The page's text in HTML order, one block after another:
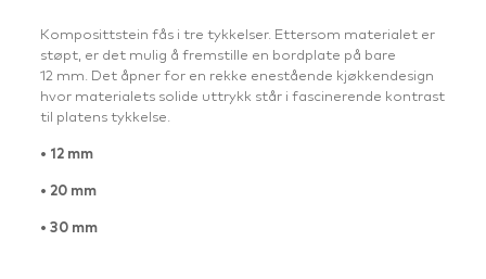
Komposittstein fås i tre tykkelser. Ettersom materialet er
støpt, er det mulig å fremstille en bordplate på bare
12 mm. Det åpner for en rekke enestående kjøkkendesign
hvor materialets solide uttrykk står i fascinerende kontrast
til platens tykkelse.
• 12 mm
• 20 mm
• 30 mm